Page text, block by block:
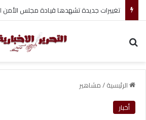
ضبط صاحبة حساب نشرت ادعاءات كاذبة
الرئيسية/مشاهير
أخبار